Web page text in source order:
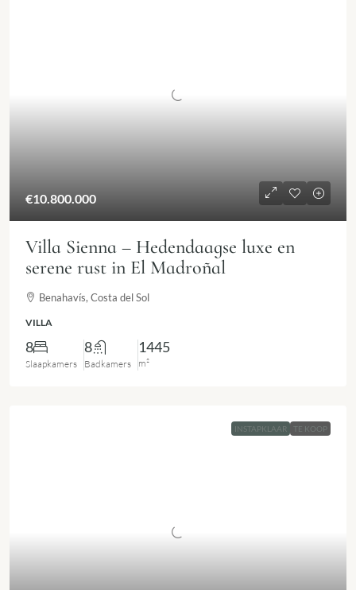
€10.800.000
Villa Sienna – Hedendaagse luxe en
serene rust in El Madroñal
Benahavís, Costa del Sol
VILLA
8
Slaapkamers
8
Badkamers
1445
m²
INSTAPKLAAR TE KOOP